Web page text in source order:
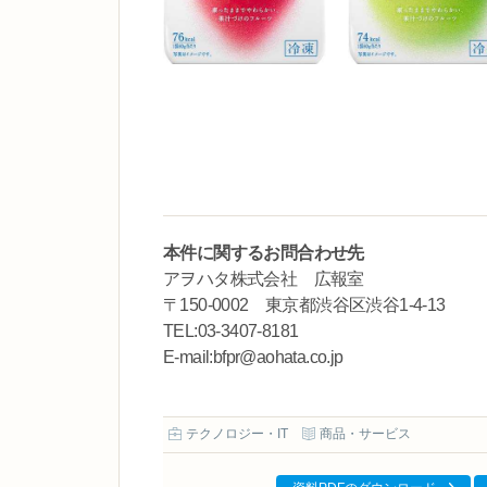
本件に関するお問合わせ先
アヲハタ株式会社 広報室
〒150-0002 東京都渋谷区渋谷1-4-13
TEL:03-3407-8181
E-mail:bfpr@aohata.co.jp
テクノロジー・IT 商品・サービス